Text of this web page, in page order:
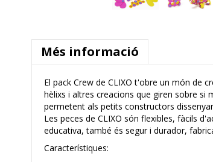
Més informació
El pack Crew de CLIXO t'obre un món de
hèlixs i altres creacions que giren sobre
permetent als petits constructors
Les peces de CLIXO són flexibles, fàcils
educativa, també és segur i durador,
Característiques: